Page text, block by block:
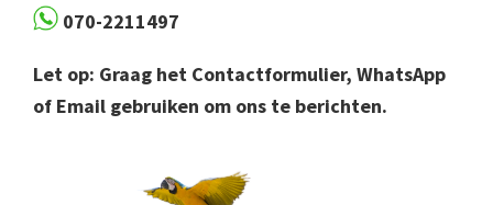
070-2211497
Let op: Graag het Contactformulier, WhatsApp
of Email gebruiken om ons te berichten.